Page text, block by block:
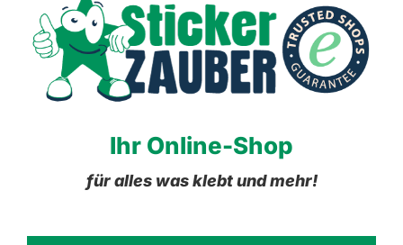
Ihr Online-Shop
für alles was klebt und mehr!